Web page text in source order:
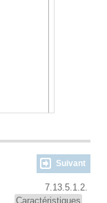
Suivant
7.13.5.1.2.
Caractéristiques